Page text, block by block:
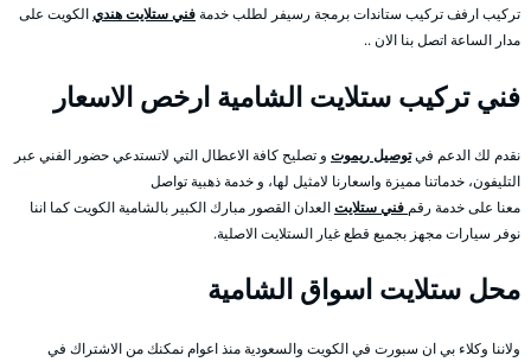
تركيب ارفف تركيب ستاندات برمجة رسيفر لطلب خدمةفني ستلايت هنديالكويت على
مدار الساعة اتصل بنا الان ..
فني تركيب ستلايت الشامية ارخص الاسعار
نقدم لك الدعم فيتوصيل ريموت و تصليح كافة الاعطال التي لاتستدعي حضور الفني عبر
التليفون، خدماتنا مميزة واسعارنا لامثيل لها، و خدمة ذهبية تواصل
معنا على خدمة رقم فني ستلايتالعدان القصور مبارك الكبير بالشامية الكويت كما اننا
نوفر سيارات مجهز بجميع قطع غيار الستلايت الاصلية.
محل ستلايت اسواق الشامية
ولاننا وكلاء بي ان سبورت في الكويت والسعودية منذ اعوام نمكنك من الاشتراك في